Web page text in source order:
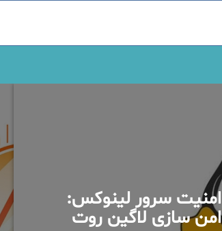
امنیت سرور لینوکس:
امن سازی لاگین روت